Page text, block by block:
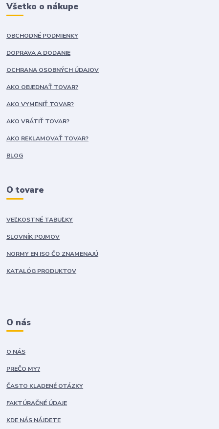
Všetko o nákupe
OBCHODNÉ PODMIENKY
DOPRAVA A DODANIE
OCHRANA OSOBNÝCH ÚDAJOV
AKO OBJEDNAŤ TOVAR?
AKO VYMENIŤ TOVAR?
AKO VRÁTIŤ TOVAR?
AKO REKLAMOVAŤ TOVAR?
BLOG
O tovare
VEĽKOSTNÉ TABUĽKY
SLOVNÍK POJMOV
NORMY EN ISO ČO ZNAMENAJÚ
KATALÓG PRODUKTOV
O nás
O NÁS
PREČO MY?
ČASTO KLADENÉ OTÁZKY
FAKTÚRAČNÉ ÚDAJE
KDE NÁS NÁJDETE